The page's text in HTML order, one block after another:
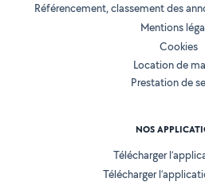
Référencement, classement des
Mentions
Cookies
Location de
Prestation de
NOS
Télécharger
Télécharger